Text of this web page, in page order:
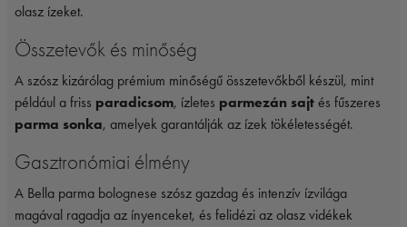
olasz ízeket.
Összetevők és minőség
A szósz kizárólag prémium minőségű összetevőkből készül, mint
például a friss paradicsom, ízletes parmezán sajt és fűszeres
parma sonka, amelyek garantálják az ízek tökéletességét.
Gasztronómiai élmény
A Bella parma bolognese szósz gazdag és intenzív ízvilága
magával ragadja az ínyenceket, és felidézi az olasz vidékek